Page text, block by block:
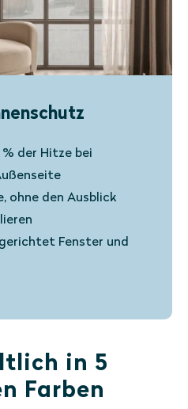
der Hitze bei
ohne den Ausblick
Fenster und
in 5
Farben